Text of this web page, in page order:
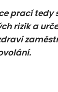
prací tedy
rizik a